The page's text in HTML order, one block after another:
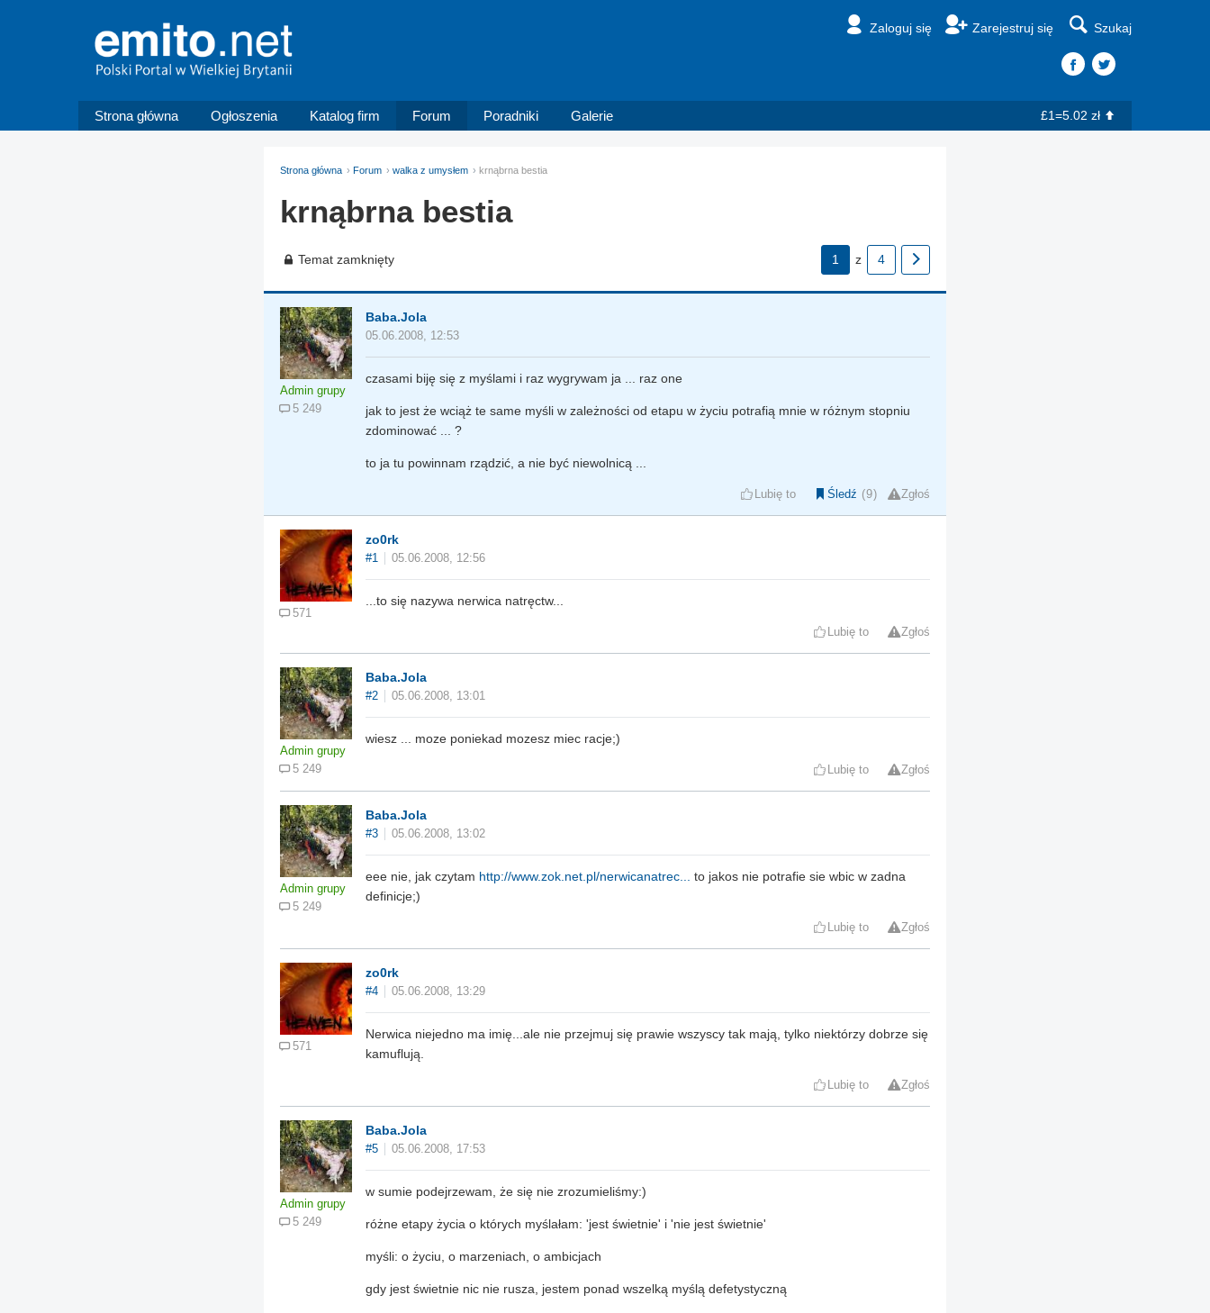
Zaloguj się Zarejestruj się Szukaj
Strona główna Ogłoszenia Katalog firm Forum Poradniki Galerie £1=5.02 zł
Strona główna Forum walka z umysłem krnąbrna bestia
krnąbrna bestia
Temat zamknięty 1 z 4
Admin grupy
5 249
Baba.Jola
05.06.2008, 12:53
czasami biję się z myślami i raz wygrywam ja ... raz one
jak to jest że wciąż te same myśli w zależności od etapu w życiu potrafią mnie w różnym stopniu
zdominować ... ?
to ja tu powinnam rządzić, a nie być niewolnicą ...
Lubię to Śledź 9 Zgłoś
571
zo0rk
#1 05.06.2008, 12:56
...to się nazywa nerwica natręctw...
Lubię to Zgłoś
Admin grupy
5 249
Baba.Jola
#2 05.06.2008, 13:01
wiesz ... moze poniekad mozesz miec racje;)
Lubię to Zgłoś
Admin grupy
5 249
Baba.Jola
#3 05.06.2008, 13:02
eee nie, jak czytam http://www.zok.net.pl/nerwicanatrec... to jakos nie potrafie sie wbic w zadna
definicje;)
Lubię to Zgłoś
571
zo0rk
#4 05.06.2008, 13:29
Nerwica niejedno ma imię...ale nie przejmuj się prawie wszyscy tak mają, tylko niektórzy dobrze się
kamuflują.
Lubię to Zgłoś
Admin grupy
5 249
Baba.Jola
#5 05.06.2008, 17:53
w sumie podejrzewam, że się nie zrozumieliśmy:)
różne etapy życia o których myślałam: 'jest świetnie' i 'nie jest świetnie'
myśli: o życiu, o marzeniach, o ambicjach
gdy jest świetnie nic nie rusza, jestem ponad wszelką myślą defetystyczną